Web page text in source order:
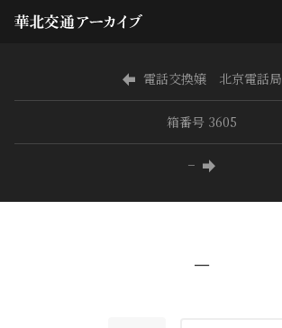
電話交換嬢 北京電話局
箱番号 3605
−
−